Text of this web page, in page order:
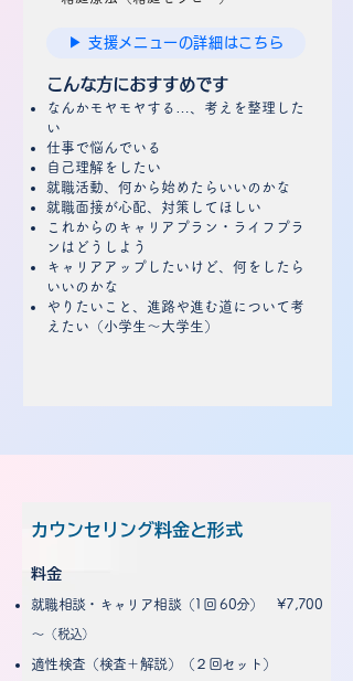
こんな方におすすめです
​なんかモヤモヤする…、考えを整理した
い
​仕事で悩んでいる
​ ​自己理解をしたい
就職活動、何から始めたらいいのかな
就職面接が心配、対策してほしい
これからのキャリアプラン・ライフプラ
ンはどうしよう
キャリアアップしたいけど、何をしたら
いいのかな
やりたいこと、​進路や進む道について考
えたい（小学生～大学生）
▶ 支援メニューの詳細はこちら
カウンセリング料金と形式
​料金
就職相談・キャリア相談（1回 60分） ¥7,700
～ （税込）
適性検査（検査＋解説）（２回セット）